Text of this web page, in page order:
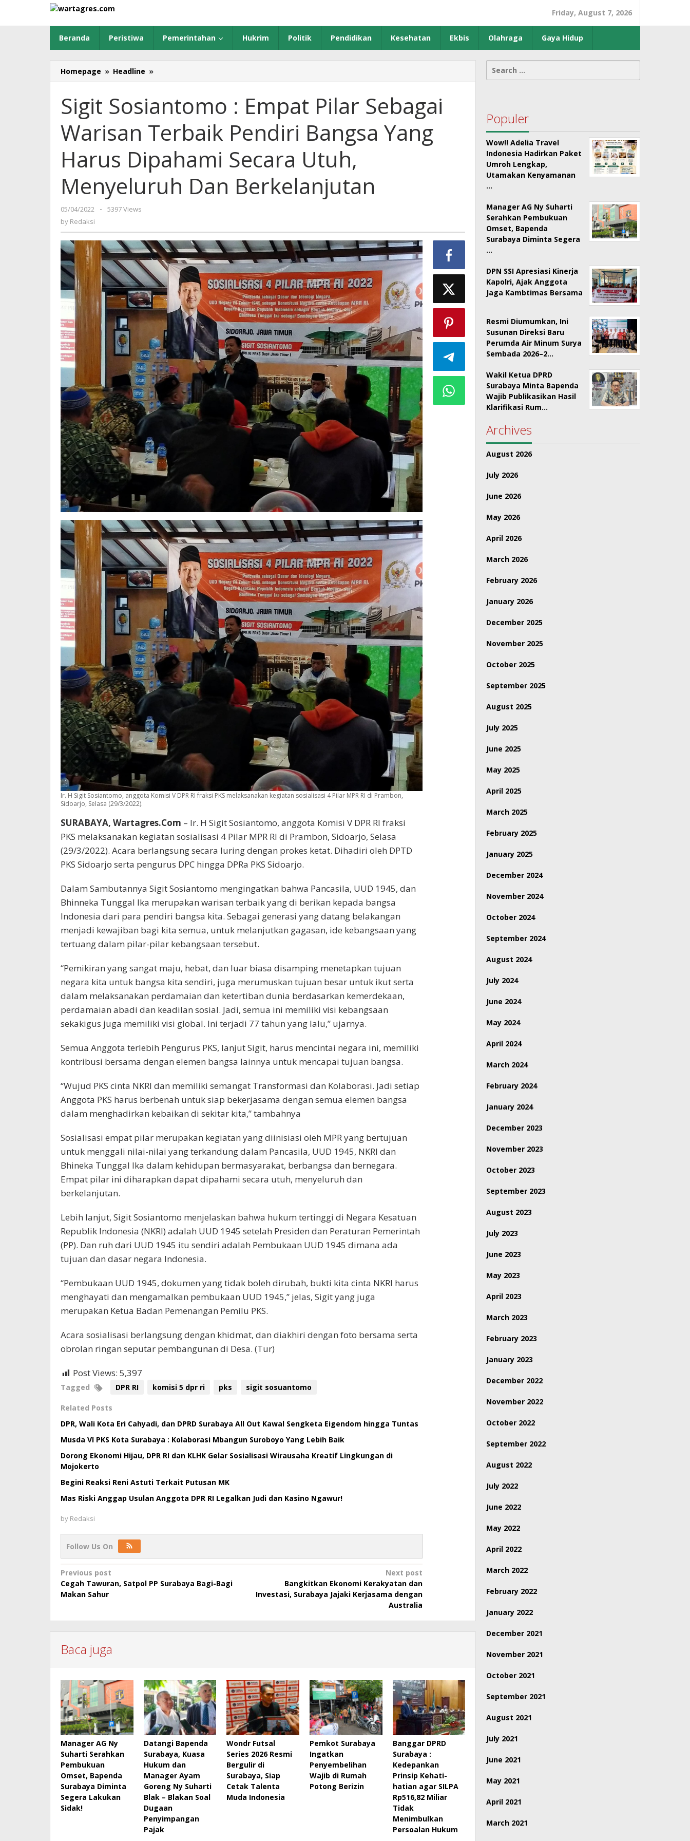
content
Friday, August 7, 2026
Beranda Peristiwa Pemerintahan Hukrim Politik Pendidikan Kesehatan Ekbis Olahraga Gaya Hidup
Homepage » Headline »
Sosiantomo
Empat
Pilar
Sebagai
Warisan
Pendiri
Bangsa
Yang
Harus
Menyeluruh
Dan
Berkelanjutan
Sigit Sosiantomo : Empat Pilar Sebagai
Warisan Terbaik Pendiri Bangsa Yang
Harus Dipahami Secara Utuh,
Menyeluruh Dan Berkelanjutan
05/04/2022
by
-
5397 Views
by Redaksi
Ir. H Sigit Sosiantomo, anggota Komisi V DPR RI fraksi PKS melaksanakan kegiatan sosialisasi 4 Pilar MPR RI di Prambon,
Sidoarjo, Selasa (29/3/2022).
SURABAYA, Wartagres.Com – Ir. H Sigit Sosiantomo, anggota Komisi V DPR RI fraksi
PKS melaksanakan kegiatan sosialisasi 4 Pilar MPR RI di Prambon, Sidoarjo, Selasa
(29/3/2022). Acara berlangsung secara luring dengan prokes ketat. Dihadiri oleh DPTD
PKS Sidoarjo serta pengurus DPC hingga DPRa PKS Sidoarjo.
Dalam Sambutannya Sigit Sosiantomo mengingatkan bahwa Pancasila, UUD 1945, dan
Bhinneka Tunggal Ika merupakan warisan terbaik yang di berikan kepada bangsa
Indonesia dari para pendiri bangsa kita. Sebagai generasi yang datang belakangan
menjadi kewajiban bagi kita semua, untuk melanjutkan gagasan, ide kebangsaan yang
tertuang dalam pilar-pilar kebangsaan tersebut.
“Pemikiran yang sangat maju, hebat, dan luar biasa disamping menetapkan tujuan
negara kita untuk bangsa kita sendiri, juga merumuskan tujuan besar untuk ikut serta
dalam melaksanakan perdamaian dan ketertiban dunia berdasarkan kemerdekaan,
perdamaian abadi dan keadilan sosial. Jadi, semua ini memiliki visi kebangsaan
sekakigus juga memiliki visi global. Ini terjadi 77 tahun yang lalu,” ujarnya.
Semua Anggota terlebih Pengurus PKS, lanjut Sigit, harus mencintai negara ini, memiliki
kontribusi bersama dengan elemen bangsa lainnya untuk mencapai tujuan bangsa.
“Wujud PKS cinta NKRI dan memiliki semangat Transformasi dan Kolaborasi. Jadi setiap
Anggota PKS harus berbenah untuk siap bekerjasama dengan semua elemen bangsa
dalam menghadirkan kebaikan di sekitar kita,” tambahnya
Sosialisasi empat pilar merupakan kegiatan yang diinisiasi oleh MPR yang bertujuan
untuk menggali nilai-nilai yang terkandung dalam Pancasila, UUD 1945, NKRI dan
Bhineka Tunggal Ika dalam kehidupan bermasyarakat, berbangsa dan bernegara.
Empat pilar ini diharapkan dapat dipahami secara utuh, menyeluruh dan
berkelanjutan.
Lebih lanjut, Sigit Sosiantomo menjelaskan bahwa hukum tertinggi di Negara Kesatuan
Republik Indonesia (NKRI) adalah UUD 1945 setelah Presiden dan Peraturan Pemerintah
(PP). Dan ruh dari UUD 1945 itu sendiri adalah Pembukaan UUD 1945 dimana ada
tujuan dan dasar negara Indonesia.
“Pembukaan UUD 1945, dokumen yang tidak boleh dirubah, bukti kita cinta NKRI harus
menghayati dan mengamalkan pembukaan UUD 1945,” jelas, Sigit yang juga
merupakan Ketua Badan Pemenangan Pemilu PKS.
Acara sosialisasi berlangsung dengan khidmat, dan diakhiri dengan foto bersama serta
obrolan ringan seputar pembangunan di Desa. (Tur)
Post Views: 5,397
Tagged DPR RI komisi 5 dpr ri pks sigit sosuantomo
Related Posts
DPR, Wali Kota Eri Cahyadi, dan DPRD Surabaya All Out Kawal Sengketa Eigendom hingga Tuntas
Musda VI PKS Kota Surabaya : Kolaborasi Mbangun Suroboyo Yang Lebih Baik
Dorong Ekonomi Hijau, DPR RI dan KLHK Gelar Sosialisasi Wirausaha Kreatif Lingkungan di
Mojokerto
Begini Reaksi Reni Astuti Terkait Putusan MK
Mas Riski Anggap Usulan Anggota DPR RI Legalkan Judi dan Kasino Ngawur!
by Redaksi
Follow Us On
Post
navigation
Previous post
Cegah Tawuran, Satpol PP Surabaya Bagi-Bagi
Makan Sahur
Next post
Bangkitkan Ekonomi Kerakyatan dan
Investasi, Surabaya Jajaki Kerjasama dengan
Australia
Baca juga
Manager AG Ny
Suharti Serahkan
Pembukuan
Omset, Bapenda
Surabaya Diminta
Segera Lakukan
Sidak!
Datangi Bapenda
Surabaya, Kuasa
Hukum dan
Manager Ayam
Goreng Ny Suharti
Blak – Blakan Soal
Dugaan
Penyimpangan
Pajak
Wondr Futsal
Series 2026 Resmi
Bergulir di
Surabaya, Siap
Cetak Talenta
Muda Indonesia
Pemkot Surabaya
Ingatkan
Penyembelihan
Wajib di Rumah
Potong Berizin
Banggar DPRD
Surabaya :
Kedepankan
Prinsip Kehati-
hatian agar SILPA
Rp516,82 Miliar
Tidak
Menimbulkan
Persoalan Hukum
Search
for:
Populer
Wow!! Adelia Travel
Indonesia Hadirkan Paket
Umroh Lengkap,
Utamakan Kenyamanan
…
Manager AG Ny Suharti
Serahkan Pembukuan
Omset, Bapenda
Surabaya Diminta Segera
…
DPN SSI Apresiasi Kinerja
Kapolri, Ajak Anggota
Jaga Kambtimas Bersama
Resmi Diumumkan, Ini
Susunan Direksi Baru
Perumda Air Minum Surya
Sembada 2026–2…
Wakil Ketua DPRD
Surabaya Minta Bapenda
Wajib Publikasikan Hasil
Klarifikasi Rum…
Archives
August 2026
July 2026
June 2026
May 2026
April 2026
March 2026
February 2026
January 2026
December 2025
November 2025
October 2025
September 2025
August 2025
July 2025
June 2025
May 2025
April 2025
March 2025
February 2025
January 2025
December 2024
November 2024
October 2024
September 2024
August 2024
July 2024
June 2024
May 2024
April 2024
March 2024
February 2024
January 2024
December 2023
November 2023
October 2023
September 2023
August 2023
July 2023
June 2023
May 2023
April 2023
March 2023
February 2023
January 2023
December 2022
November 2022
October 2022
September 2022
August 2022
July 2022
June 2022
May 2022
April 2022
March 2022
February 2022
January 2022
December 2021
November 2021
October 2021
September 2021
August 2021
July 2021
June 2021
May 2021
April 2021
March 2021